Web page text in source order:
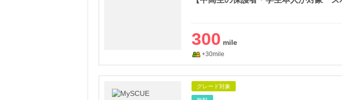
300
+30mile
グレード対象